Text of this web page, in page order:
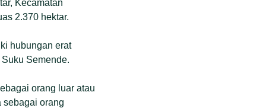
Kecamatan
2.370 hektar.
hubungan erat
Semende.
orang luar atau
sebagai orang